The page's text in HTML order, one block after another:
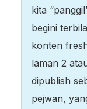
kita
begini
konten
laman 2
dipublish
pejwan,